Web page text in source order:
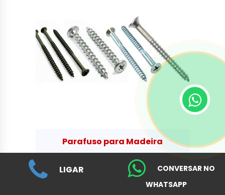
LIGAR
CONVERSAR NO
WHATSAPP
Parafuso para Madeira